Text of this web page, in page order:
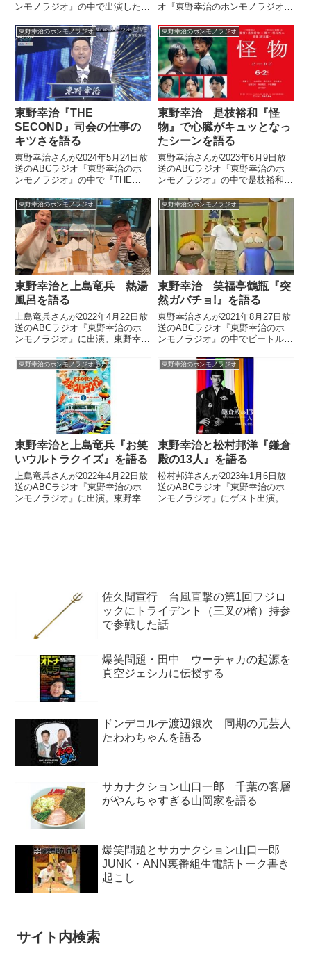
ンモノラジオ』の中で出演した
ぜ回る』の第二弾について話して
いました。
オ『東野幸治のホンモノラジオ』
していました。3年5月19日放送
のABCラジオ『東野幸治のホン
モノラジオ』の中で寺門ジモンさ
んについて話していました。
東野幸治のホンモノラジオ
東野幸治『THE
SECOND』司会の仕事の
キツさを語る
東野幸治さんが2024年5月24日放
送のABCラジオ『東野幸治のホ
ンモノラジオ』の中で『THE
『M-1』や『キングオブコント』
と比べても『THE SECOND』の
司会の仕事はキツいと話していま
した。
東野幸治のホンモノラジオ
東野幸治 是枝裕和『怪
物』で心臓がキュッとなっ
たシーンを語る
東野幸治さんが2023年6月9日放
送のABCラジオ『東野幸治のホ
ンモノラジオ』の中で是枝裕和監
を見た話を紹介。劇中で東野さん
の心臓がキュッとなったシーン
や、映画を見た後に取った行動に
ついて話していました。
東野幸治のホンモノラジオ
東野幸治と上島竜兵 熱湯
風呂を語る
上島竜兵さんが2022年4月22日放
送のABCラジオ『東野幸治のホ
ンモノラジオ』に出演。東野幸治
ました。
東野幸治のホンモノラジオ
東野幸治 笑福亭鶴瓶『突
然ガバチョ!』を語る
東野幸治さんが2021年8月27日放
送のABCラジオ『東野幸治のホ
ンモノラジオ』の中でビートルズ
トーク。この曲がオープニングで
使われていた笑福亭鶴瓶さんの番
組『突然ガバチョ!』について話
していました。
東野幸治のホンモノラジオ
東野幸治と上島竜兵『お笑
いウルトラクイズ』を語る
上島竜兵さんが2022年4月22日放
送のABCラジオ『東野幸治のホ
ンモノラジオ』に出演。東野幸治
東野幸治のホンモノラジオ
東野幸治と松村邦洋『鎌倉
殿の13人』を語る
松村邦洋さんが2023年1月6日放
送のABCラジオ『東野幸治のホ
ンモノラジオ』にゲスト出演。東
佐久間宣行 台風直撃の第1回フジロ
ックにトライデント（三叉の槍）持参
で参戦した話
爆笑問題・田中 ウーチャカの起源を
真空ジェシカに伝授する
ドンデコルテ渡辺銀次 同期の元芸人
たわわちゃんを語る
サカナクション山口一郎 千葉の客層
がやんちゃすぎる山岡家を語る
爆笑問題とサカナクション山口一郎
JUNK・ANN裏番組生電話トーク書き
起こし
サイト内検索